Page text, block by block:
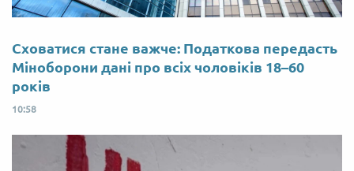
Сховатися стане важче: Податкова передасть
Міноборони дані про всіх чоловіків 18–60
років
10:58